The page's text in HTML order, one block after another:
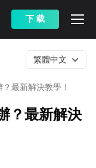
下 载
最新解決教學！
繁體中文
？最新解決